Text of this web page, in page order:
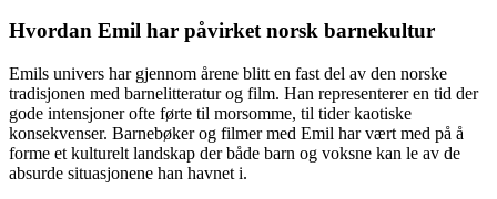
Hvordan Emil har påvirket norsk barnekultur
Emils univers har gjennom årene blitt en fast del av den norske
tradisjonen med barnelitteratur og film. Han representerer en tid der
gode intensjoner ofte førte til morsomme, til tider kaotiske
konsekvenser. Barnebøker og filmer med Emil har vært med på å
forme et kulturelt landskap der både barn og voksne kan le av de
absurde situasjonene han havnet i.